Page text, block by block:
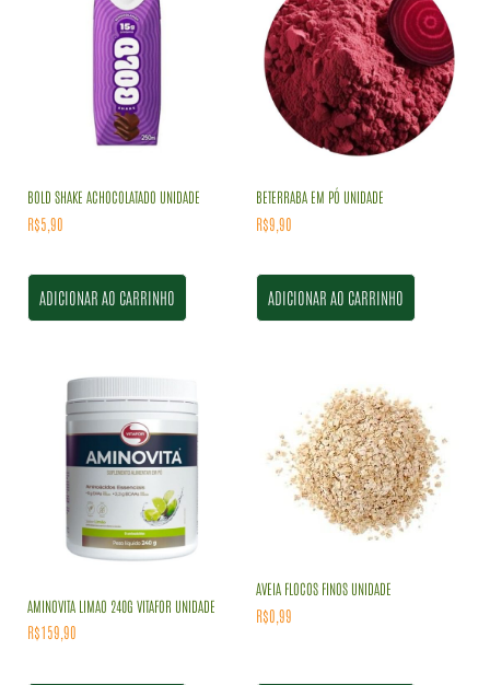
BOLD SHAKE ACHOCOLATADO UNIDADE
R$5,90
ADICIONAR AO CARRINHO
BETERRABA EM PÓ UNIDADE
R$9,90
ADICIONAR AO CARRINHO
AMINOVITA LIMAO 240G VITAFOR UNIDADE
R$159,90
AVEIA FLOCOS FINOS UNIDADE
R$0,99